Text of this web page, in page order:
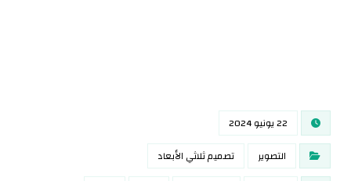
22 يونيو 2024
التصوير
تصميم ثلاثي الأبعاد